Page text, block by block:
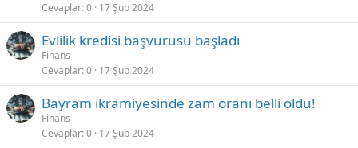
Cevaplar 0 17 Şub 2024
Evlilik kredisi başvurusu başladı
Finans
Cevaplar 0 17 Şub 2024
Bayram ikramiyesinde zam oranı belli oldu!
Finans
Cevaplar 0 17 Şub 2024